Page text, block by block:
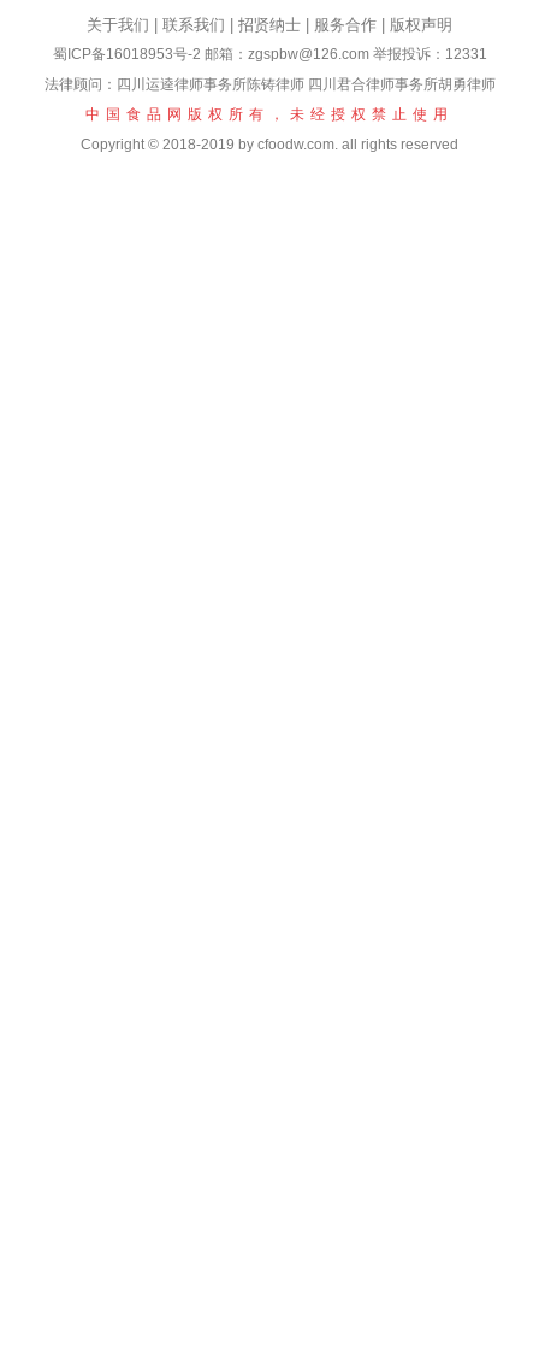
关于我们 联系我们 招贤纳士 服务合作 版权声明
蜀ICP备16018953号-2 邮箱：zgspbw@126.com 举报投诉：12331
法律顾问：四川运逵律师事务所陈铸律师 四川君合律师事务所胡勇律师
中国食品网版权所有，未经授权禁止使用
Copyright © 2018-2019 by cfoodw.com. all rights reserved